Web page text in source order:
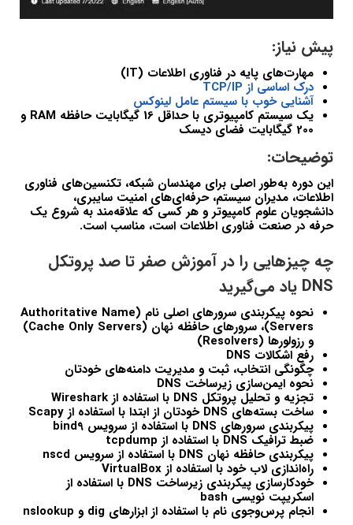
پیش نیاز:
مهارت‌های پایه‌ در فناوری اطلاعات (IT)
درک اساسی از TCP/IP
آشنایی خوب با سیستم عامل لینوکس
یک سیستم کامپیوتری با حداقل 16 گیگابایت حافظه RAM و
200 گیگابایت فضای دیسک
توضیحات:
این دوره به‌طور اصلی برای مهندسان شبکه، تکنسین‌های فناوری
اطلاعات، مدیران سیستم، حرفه‌ای‌های امنیت سایبری،
دانشجویان علوم کامپیوتر و هر کسی که علاقه‌مند به شروع یک
حرفه در صنعت فناوری اطلاعات است، مناسب است.
چه چیزهایی را در آموزش صفر تا صد پروتکل
DNS یاد می‌گیرید
نحوه پیکربندی سرورهای اصلی نام (Authoritative Name
Servers)، سرورهای حافظه نهان (Cache Only Servers)
و رزولورها (Resolvers)
رفع اشکالات DNS
چگونگی انتخاب، ثبت و مدیریت دامنه‌های خودتان
نحوه ایمن‌سازی زیرساخت DNS
تجزیه و تحلیل پروتکل DNS با استفاده از Wireshark
ساخت بسته‌های DNS خودتان از ابتدا با استفاده از Scapy
پیکربندی سرورهای DNS با استفاده از سرویس bind9
ضبط ترافیک DNS با استفاده از tcpdump
پیکربندی حافظه نهان DNS با استفاده از سرویس nscd
راه‌اندازی لاب خود با استفاده از VirtualBox
خودکارسازی پیکربندی زیرساخت DNS با استفاده از
اسکریپت نویسی bash
انجام پرس‌وجوی نام با استفاده از ابزارهای dig و nslookup